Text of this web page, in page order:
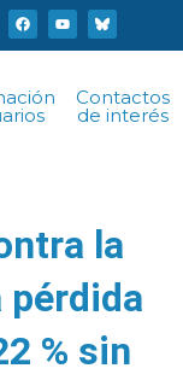
F
a
c
o
o
k
Y
o
u
Contactos
de interés
la
pérdida
% sin